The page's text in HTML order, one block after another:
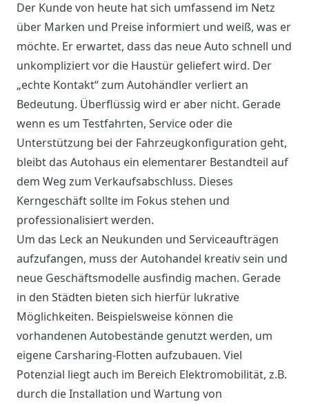
Der Kunde von heute hat sich umfassend im Netz
über Marken und Preise informiert und weiß, was er
möchte. Er erwartet, dass das neue Auto schnell und
unkompliziert vor die Haustür geliefert wird. Der
„echte Kontakt“ zum Autohändler verliert an
Bedeutung. Überflüssig wird er aber nicht. Gerade
wenn es um Testfahrten, Service oder die
Unterstützung bei der Fahrzeugkonfiguration geht,
bleibt das Autohaus ein elementarer Bestandteil auf
dem Weg zum Verkaufsabschluss. Dieses
Kerngeschäft sollte im Fokus stehen und
professionalisiert werden.
Um das Leck an Neukunden und Serviceaufträgen
aufzufangen, muss der Autohandel kreativ sein und
neue Geschäftsmodelle ausfindig machen. Gerade
in den Städten bieten sich hierfür lukrative
Möglichkeiten. Beispielsweise können die
vorhandenen Autobestände genutzt werden, um
eigene Carsharing-Flotten aufzubauen. Viel
Potenzial liegt auch im Bereich Elektromobilität, z.B.
durch die Installation und Wartung von